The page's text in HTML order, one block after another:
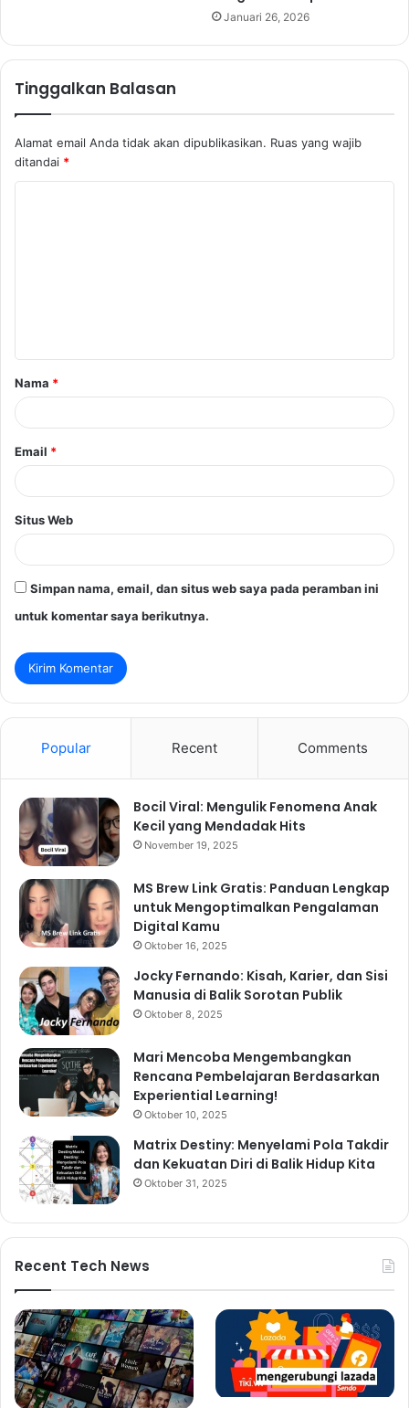
Januari 26, 2026
Tinggalkan Balasan
Alamat email Anda tidak akan dipublikasikan. Ruas yang wajib
ditandai *
a
r
Nama *
Email *
Situs Web
Simpan nama, email, dan situs web saya pada peramban ini
untuk komentar saya berikutnya.
Popular Recent Comments
Bocil Viral: Mengulik Fenomena Anak
Kecil yang Mendadak Hits
November 19, 2025
MS Brew Link Gratis: Panduan Lengkap
untuk Mengoptimalkan Pengalaman
Digital Kamu
Oktober 16, 2025
Jocky Fernando: Kisah, Karier, dan Sisi
Manusia di Balik Sorotan Publik
Oktober 8, 2025
Mari Mencoba Mengembangkan
Rencana Pembelajaran Berdasarkan
Experiential Learning!
Oktober 10, 2025
Matrix Destiny: Menyelami Pola Takdir
dan Kekuatan Diri di Balik Hidup Kita
Oktober 31, 2025
Recent Tech News